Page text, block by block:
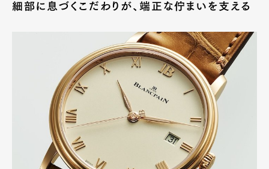
細部に息づくこだわりが、端正な佇まいを支える